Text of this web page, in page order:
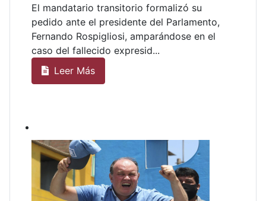
El mandatario transitorio formalizó su
pedido ante el presidente del Parlamento,
Fernando Rospigliosi, amparándose en el
caso del fallecido expresid...
Leer Más